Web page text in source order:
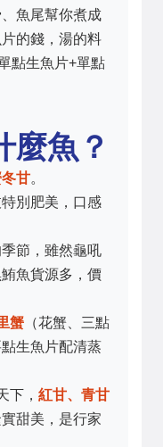
魚尾幫你煮成
的錢，湯的料
點生魚片+單點
麼魚？
甘。
別肥美，口感
節，雖然龜吼
魚貨源多，價
蟹 （花蟹、三點
生魚片配清蒸
下， 紅甘、青甘
甜美，是行家